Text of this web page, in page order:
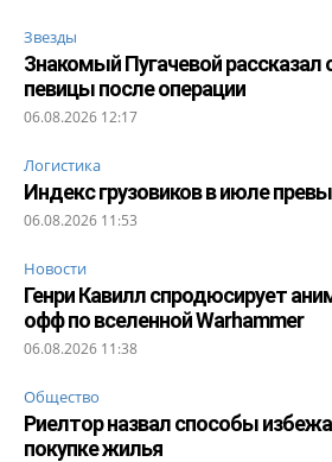
Звезды
Знакомый Пугачевой рассказал
певицы после операции
06.08.2026 12:17
Логистика
Индекс грузовиков в июле
06.08.2026 11:53
Новости
Генри Кавилл спродюсирует
офф по вселенной Warhammer
06.08.2026 11:38
Общество
Риелтор назвал способы
покупке жилья